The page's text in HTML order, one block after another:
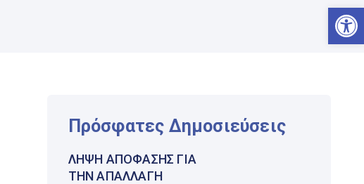
Πρόσφατες Δημοσιεύσεις
ΛΉΨΗ ΑΠΌΦΑΣΗΣ ΓΙΑ
ΤΗΝ ΑΠΑΛΛΑΓΉ